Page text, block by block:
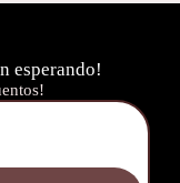
esperando!